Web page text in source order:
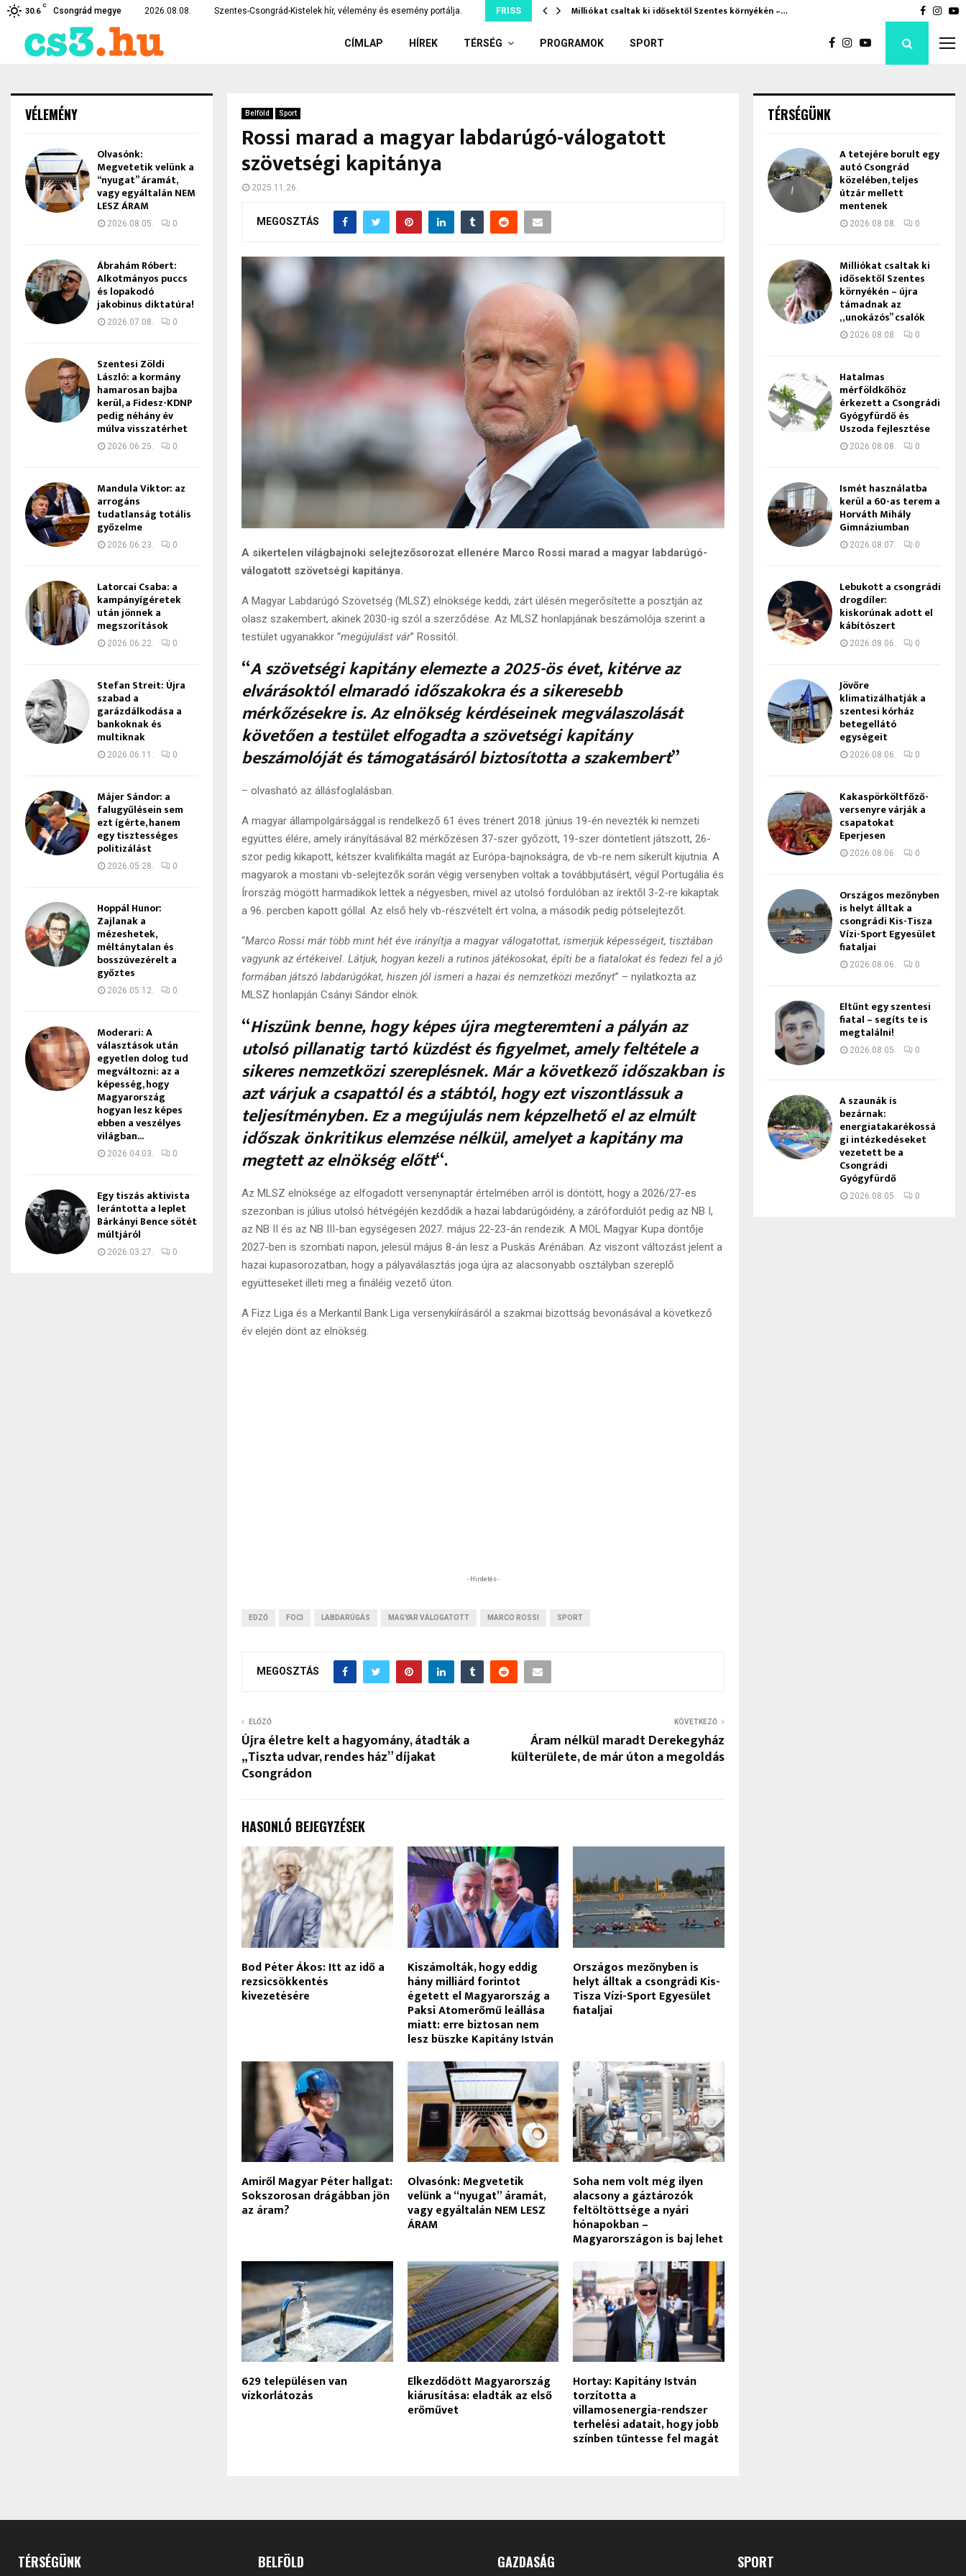
30.6
C
Csongrád megye 2026.08.08. Szentes-Csongrád-Kistelek hír, vélemény és esemény portálja. FRISS
betegellátó egységeit A tetejére borult egy autó Csongrád közelében,… Milliókat csaltak ki idősektől Szentes környékén –…
CÍMLAP HÍREK TÉRSÉG PROGRAMOK SPORT
Belföld Sport
Rossi marad a magyar labdarúgó-válogatott
szövetségi kapitánya
2025.11.26.
MEGOSZTÁS
A sikertelen világbajnoki selejtezősorozat ellenére Marco Rossi marad a magyar labdarúgó-
válogatott szövetségi kapitánya.
A Magyar Labdarúgó Szövetség (MLSZ) elnöksége keddi, zárt ülésén megerősítette a posztján az
olasz szakembert, akinek 2030-ig szól a szerződése. Az MLSZ honlapjának beszámolója szerint a
testület ugyanakkor “megújulást vár” Rossitól.
“A szövetségi kapitány elemezte a 2025-ös évet, kitérve az
elvárásoktól elmaradó időszakokra és a sikeresebb
mérkőzésekre is. Az elnökség kérdéseinek megválaszolását
követően a testület elfogadta a szövetségi kapitány
beszámolóját és támogatásáról biztosította a szakembert”
– olvasható az állásfoglalásban.
A magyar állampolgársággal is rendelkező 61 éves trénert 2018. június 19-én nevezték ki nemzeti
együttes élére, amely irányításával 82 mérkőzésen 37-szer győzött, 19-szer döntetlent játszott, 26-
szor pedig kikapott, kétszer kvalifikálta magát az Európa-bajnokságra, de vb-re nem sikerült kijutnia. A
magyarok a mostani vb-selejtezők során végig versenyben voltak a továbbjutásért, végül Portugália és
Írország mögött harmadikok lettek a négyesben, mivel az utolsó fordulóban az írektől 3-2-re kikaptak
a 96. percben kapott góllal. Az első hely vb-részvételt ért volna, a második pedig pótselejtezőt.
“Marco Rossi már több mint hét éve irányítja a magyar válogatottat, ismerjük képességeit, tisztában
vagyunk az értékeivel. Látjuk, hogyan kezeli a rutinos játékosokat, építi be a fiatalokat és fedezi fel a jó
formában játszó labdarúgókat, hiszen jól ismeri a hazai és nemzetközi mezőnyt” – nyilatkozta az
MLSZ honlapján Csányi Sándor elnök.
“Hiszünk benne, hogy képes újra megteremteni a pályán az
utolsó pillanatig tartó küzdést és figyelmet, amely feltétele a
sikeres nemzetközi szereplésnek. Már a következő időszakban is
azt várjuk a csapattól és a stábtól, hogy ezt viszontlássuk a
teljesítményben. Ez a megújulás nem képzelhető el az elmúlt
időszak önkritikus elemzése nélkül, amelyet a kapitány ma
megtett az elnökség előtt“.
Az MLSZ elnöksége az elfogadott versenynaptár értelmében arról is döntött, hogy a 2026/27-es
szezonban is július utolsó hétvégéjén kezdődik a hazai labdarúgóidény, a zárófordulót pedig az NB I,
az NB II és az NB III-ban egységesen 2027. május 22-23-án rendezik. A MOL Magyar Kupa döntője
2027-ben is szombati napon, jelesül május 8-án lesz a Puskás Arénában. Az viszont változást jelent a
hazai kupasorozatban, hogy a pályaválasztás joga újra az alacsonyabb osztályban szereplő
együtteseket illeti meg a fináléig vezető úton.
A Fizz Liga és a Merkantil Bank Liga versenykiírásáról a szakmai bizottság bevonásával a következő
év elején dönt az elnökség.
- Hirdetés -
EDZŐ FOCI LABDARÚGÁS MAGYAR VÁLOGATOTT MARCO ROSSI SPORT
MEGOSZTÁS
ELŐZŐ
Újra életre kelt a hagyomány, átadták a
„Tiszta udvar, rendes ház” díjakat
Csongrádon
KÖVETKEZŐ
Áram nélkül maradt Derekegyház
külterülete, de már úton a megoldás
HASONLÓ BEJEGYZÉSEK
Bod Péter Ákos: Itt az idő a
rezsicsökkentés
kivezetésére
Kiszámolták, hogy eddig
hány milliárd forintot
égetett el Magyarország a
Paksi Atomerőmű leállása
miatt: erre biztosan nem
lesz büszke Kapitány István
Országos mezőnyben is
helyt álltak a csongrádi Kis-
Tisza Vízi-Sport Egyesület
fiataljai
Amiről Magyar Péter hallgat:
Sokszorosan drágábban jön
az áram?
Olvasónk: Megvetetik
velünk a “nyugat” áramát,
vagy egyáltalán NEM LESZ
ÁRAM
Soha nem volt még ilyen
alacsony a gáztározók
feltöltöttsége a nyári
hónapokban –
Magyarországon is baj lehet
629 településen van
vízkorlátozás
Elkezdődött Magyarország
kiárusítása: eladták az első
erőművet
Hortay: Kapitány István
torzította a
villamosenergia-rendszer
terhelési adatait, hogy jobb
színben tűntesse fel magát
VÉLEMÉNY
Olvasónk:
Megvetetik velünk a
“nyugat” áramát,
vagy egyáltalán NEM
LESZ ÁRAM
2026.08.05. 0
Ábrahám Róbert:
Alkotmányos puccs
és lopakodó
jakobinus diktatúra!
2026.07.08. 0
Szentesi Zöldi
László: a kormány
hamarosan bajba
kerül, a Fidesz-KDNP
pedig néhány év
múlva visszatérhet
2026.06.25. 0
Mandula Viktor: az
arrogáns
tudatlanság totális
győzelme
2026.06.23. 0
Latorcai Csaba: a
kampányígéretek
után jönnek a
megszorítások
2026.06.22. 0
Stefan Streit: Újra
szabad a
garázdálkodása a
bankoknak és
multiknak
2026.06.11. 0
Májer Sándor: a
falugyűlésein sem
ezt ígérte, hanem
egy tisztességes
politizálást
2026.05.28. 0
Hoppál Hunor:
Zajlanak a
mézeshetek,
méltánytalan és
bosszúvezérelt a
győztes
2026.05.12. 0
Moderari: A
választások után
egyetlen dolog tud
megváltozni: az a
képesség, hogy
Magyarország
hogyan lesz képes
ebben a veszélyes
világban...
2026.04.03. 0
Egy tiszás aktivista
lerántotta a leplet
Bárkányi Bence sötét
múltjáról
2026.03.27. 0
TÉRSÉGÜNK
A tetejére borult egy
autó Csongrád
közelében, teljes
útzár mellett
mentenek
2026.08.08. 0
Milliókat csaltak ki
idősektől Szentes
környékén – újra
támadnak az
„unokázós” csalók
2026.08.08. 0
Hatalmas
mérföldkőhöz
érkezett a Csongrádi
Gyógyfürdő és
Uszoda fejlesztése
2026.08.08. 0
Ismét használatba
kerül a 60-as terem a
Horváth Mihály
Gimnáziumban
2026.08.07. 0
Lebukott a csongrádi
drogdíler:
kiskorúnak adott el
kábítószert
2026.08.06. 0
Jövőre
klimatizálhatják a
szentesi kórház
betegellátó
egységeit
2026.08.06. 0
Kakaspörköltfőző-
versenyre várják a
csapatokat
Eperjesen
2026.08.06. 0
Országos mezőnyben
is helyt álltak a
csongrádi Kis-Tisza
Vízi-Sport Egyesület
fiataljai
2026.08.06. 0
Eltűnt egy szentesi
fiatal – segíts te is
megtalálni!
2026.08.05. 0
A szaunák is
bezárnak:
energiatakarékossá
gi intézkedéseket
vezetett be a
Csongrádi
Gyógyfürdő
2026.08.05. 0
TÉRSÉGÜNK BELFÖLD GAZDASÁG SPORT